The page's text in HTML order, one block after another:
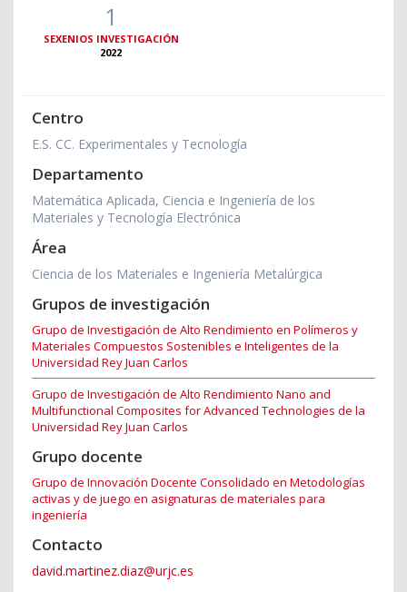
1
SEXENIOS INVESTIGACIÓN
2022
Centro
E.S. CC. Experimentales y Tecnología
Departamento
Matemática Aplicada, Ciencia e Ingeniería de los
Materiales y Tecnología Electrónica
Área
Ciencia de los Materiales e Ingeniería Metalúrgica
Grupos de investigación
Grupo de Investigación de Alto Rendimiento en Polímeros y
Materiales Compuestos Sostenibles e Inteligentes de la
Universidad Rey Juan Carlos
Grupo de Investigación de Alto Rendimiento Nano and
Multifunctional Composites for Advanced Technologies de la
Universidad Rey Juan Carlos
Grupo docente
Grupo de Innovación Docente Consolidado en Metodologías
activas y de juego en asignaturas de materiales para
ingeniería
Contacto
david.martinez.diaz@urjc.es